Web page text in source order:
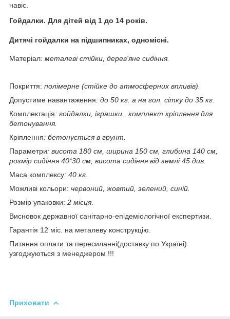
навіс.
Гойдалки. Для дітей від 1 до 14 років.
Дитячі гойдалки на підшипниках, одномісні.
Матеріал: металеві стійки, дерев'яне сидіння.
Покриття: полімерне (стійке до атмосферних впливів).
Допустиме навантаження: до 50 кг. а на гол. сітку до 35 кг.
Комплектація: гойдалки, іграшки , комплект кріплення для
бетонування.
Кріплення: бетонується в грунт.
Параметри: висота 180 см, ширина 150 см, глибина 140 см,
розмір сидіння 40*30 см, висота сидіння від землі 45 див.
Маса комплексу: 40 кг
Можливі кольори: червоний, жовтий, зелений, синій.
Розмір упаковки: 2 місця
Висновок державної санітарно-епідеміологічної експертизи.
Гарантія 12 міс. на металеву конструкцію.
Питання оплати та пересиланні(доставку по Україні)
узгоджуються з менеджером !!!
Приховати